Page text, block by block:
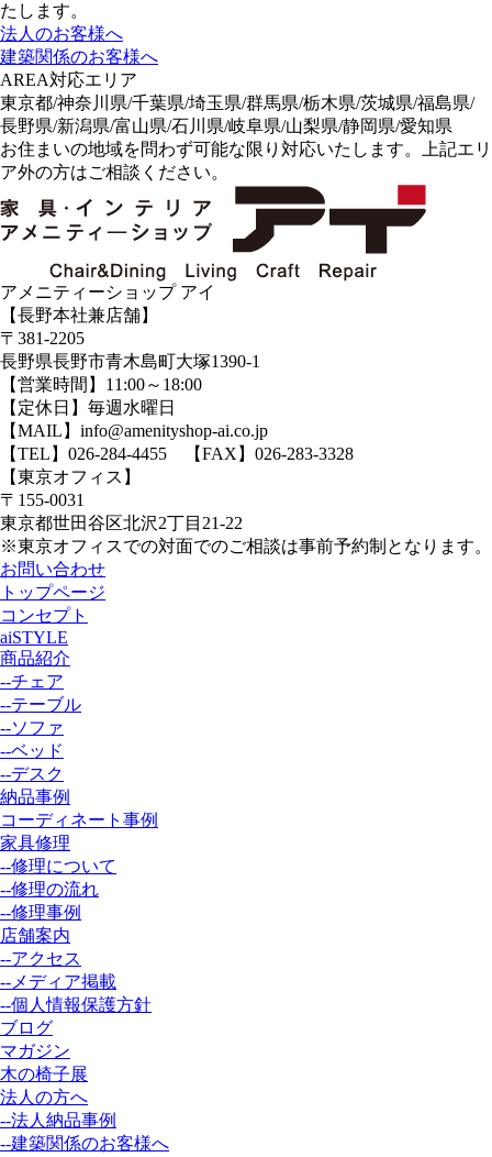
たします。
法人のお客様へ
建築関係のお客様へ
AREA対応エリア
東京都/神奈川県/千葉県/埼玉県/群馬県/栃木県/茨城県/福島県/
長野県/新潟県/富山県/石川県/岐阜県/山梨県/静岡県/愛知県
お住まいの地域を問わず可能な限り対応いたします。上記エリ
ア外の方はご相談ください。
アメニティーショップ アイ
【長野本社兼店舗】
〒381-2205
長野県長野市青木島町大塚1390-1
【営業時間】11:00～18:00
【定休日】毎週水曜日
【MAIL】info@amenityshop-ai.co.jp
【TEL】 026-284-4455 【FAX】026-283-3328
【東京オフィス】
〒155-0031
東京都世田谷区北沢2丁目21-22
※東京オフィスでの対面でのご相談は事前予約制となります。
お問い合わせ
トップページ
コンセプト
aiSTYLE
商品紹介
--チェア
--テーブル
--ソファ
--ベッド
--デスク
納品事例
コーディネート事例
家具修理
--修理について
--修理の流れ
--修理事例
店舗案内
--アクセス
--メディア掲載
--個人情報保護方針
ブログ
マガジン
木の椅子展
法人の方へ
--法人納品事例
--建築関係のお客様へ